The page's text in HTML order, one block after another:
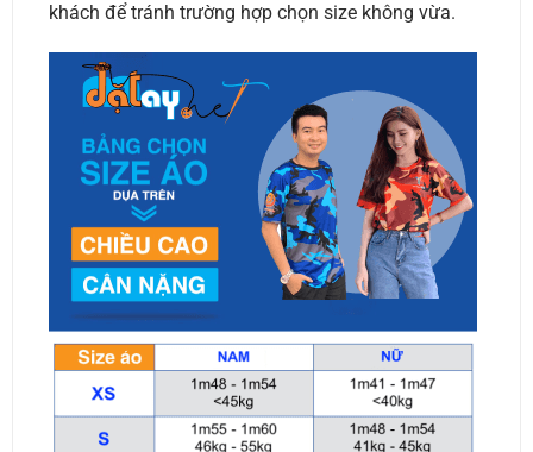
khách để tránh trường hợp chọn size không vừa.